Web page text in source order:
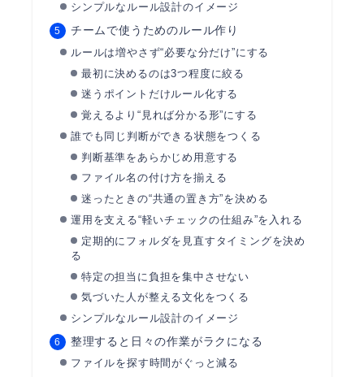
シンプルなルール設計のイメージ
チームで使うためのルール作り
ルールは増やさず“必要な分だけ”にする
最初に決めるのは3つ程度に絞る
迷うポイントだけルール化する
覚えるより“見れば分かる形”にする
誰でも同じ判断ができる状態をつくる
判断基準をあらかじめ用意する
ファイル名の付け方を揃える
迷ったときの“共通の置き方”を決める
運用を支える“軽いチェックの仕組み”を入れる
定期的にフォルダを見直すタイミングを決め
る
特定の担当に負担を集中させない
気づいた人が整える文化をつくる
シンプルなルール設計のイメージ
整理すると日々の作業がラクになる
ファイルを探す時間がぐっと減る